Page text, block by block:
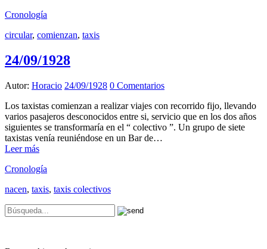
Cronología
circular, comienzan, taxis
24/09/1928
Autor: Horacio 24/09/1928 0 Comentarios
Los taxistas comienzan a realizar viajes con recorrido fijo, llevando
varios pasajeros desconocidos entre si, servicio que en los dos años
siguientes se transformaría en el “ colectivo ”. Un grupo de siete
taxistas venía reuniéndose en un Bar de…
Leer más
Cronología
nacen, taxis, taxis colectivos